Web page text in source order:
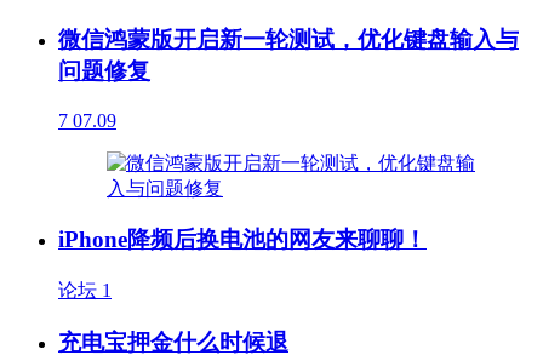
微信鸿蒙版开启新一轮测试，优化键盘输入与
问题修复
7 07.09
iPhone降频后换电池的网友来聊聊！
论坛 1
充电宝押金什么时候退